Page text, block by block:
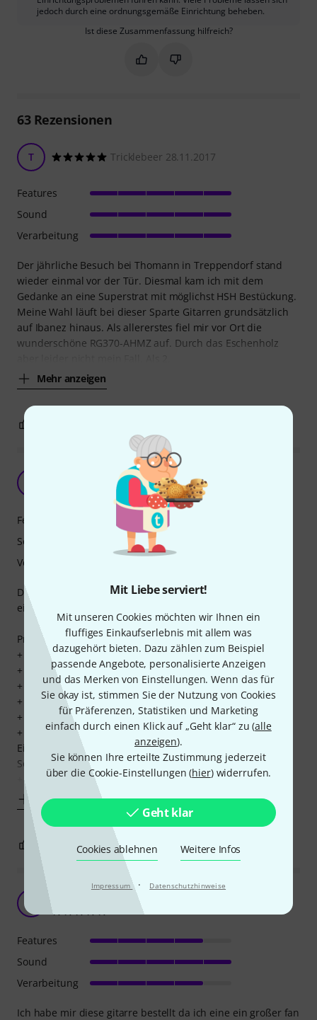
Mit Liebe serviert!
Mit unseren Cookies möchten wir Ihnen ein
fluffiges Einkaufserlebnis mit allem was
dazugehört bieten. Dazu zählen zum Beispiel
passende Angebote, personalisierte Anzeigen
und das Merken von Einstellungen. Wenn das für
Sie okay ist, stimmen Sie der Nutzung von Cookies
für Präferenzen, Statistiken und Marketing
einfach durch einen Klick auf „Geht klar“ zu (alle
anzeigen).
Sie können Ihre erteilte Zustimmung jederzeit
über die Cookie-Einstellungen (hier) widerrufen.
Geht klar
Cookies ablehnen Weitere Infos
Impressum · Datenschutzhinweise
jedoch durch eine ordnungsgemäße Einrichtung beheben.
Ist diese Zusammenfassung hilfreich?
Markieren Sie diese
Markieren Sie diese
63Rezensionen
T Tricklebeer 28.11.2017
Der jährliche Besuch bei Thomann in Treppendorf stand
wieder einmal vor der Tür. Diesmal kam ich mit dem
Gedanke an eine Superstrat mit möglichst HSH Bestückung.
Meine Wahl läuft bei dieser Sparte Gitarren grundsätzlich
auf Ibanez hinaus. Als allererstes fiel mir vor Ort die
wunderschöne RG370-AHMZ auf. Durch das Eschenholz
Mehr anzeigen
Features
Sound
Verarbeitung
Das beste Instrument in dieser Preisklasse?!
Benni A. 20.10.2017
Die Ibanez JemJr ist eine wunderschöne Gitarre mit
einzigartigem Stil und tollem Sound.
Pro:
+ erstklassige Ibanez Qualität
+ Preis
+ tolle Verarbeitung
+ edle Optik
+ Leichtgewicht
+ die Quantum Pickups klingen toll und bieten dank der
Einstellungsmöglichkeiten an der Gitarre vielfältige
Soundmöglichkeiten
Mehr anzeigen
Features
Sound
Verarbeitung
BEWERTUNG MELDEN
Sehr viel gitarre für für das geld!
RAZE 13.12.2018
Ich habe mir diese gitarre bestellt da ich eine ein großer fan
Features
Sound
Verarbeitung